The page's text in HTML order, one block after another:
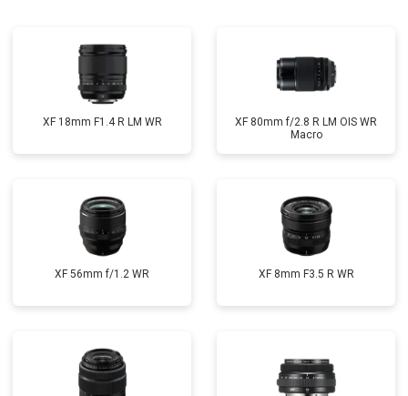
XF 18mm F1.4 R LM WR
XF 80mm f/2.8 R LM OIS WR
Macro
XF 56mm f/1.2 WR XF 8mm F3.5 R WR